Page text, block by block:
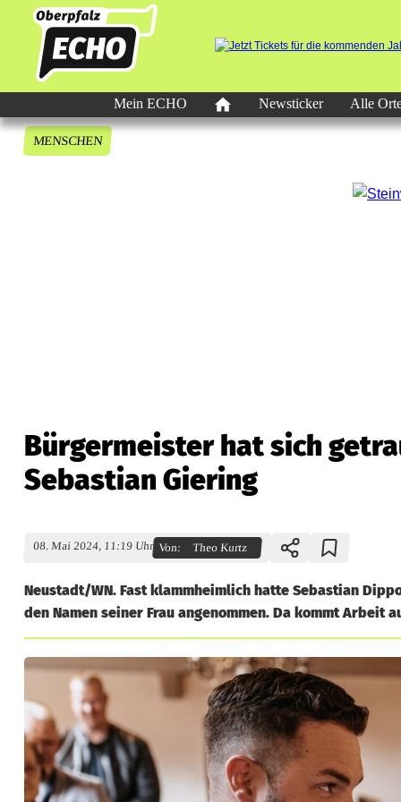
Mein ECHO Newsticker Alle
MENSCHEN
Bürgermeister hat sich
Sebastian Giering
08. Mai 2024, 11:19 Uhr Von: Theo Kurtz
Neustadt/WN. Fast klammheimlich hatte Sebastian
den Namen seiner Frau angenommen. Da kommt Arbeit
B
ü
r
g